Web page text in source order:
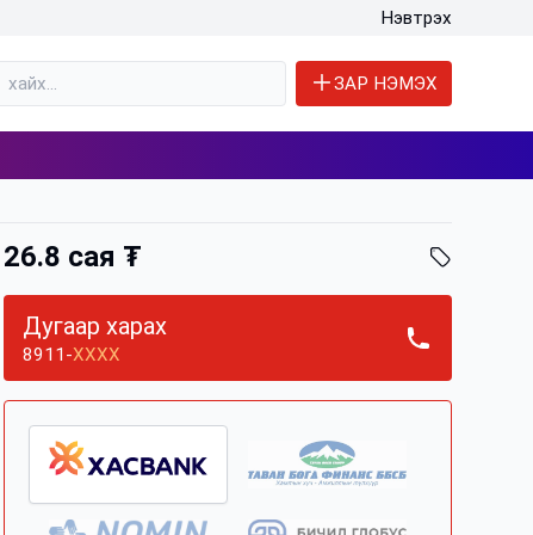
Нэвтрэх
ЗАР НЭМЭХ
26.8 сая ₮
Дугаар харах
8911-XXXX